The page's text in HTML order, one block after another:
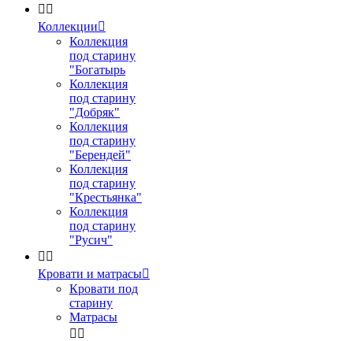
 
Коллекции
Коллекция
под старину
"Богатырь
Коллекция
под старину
"Добряк"
Коллекция
под старину
"Берендей"
Коллекция
под старину
"Крестьянка"
Коллекция
под старину
"Русич"
 
Кровати и матрасы
Кровати под
старину
Матрасы
 